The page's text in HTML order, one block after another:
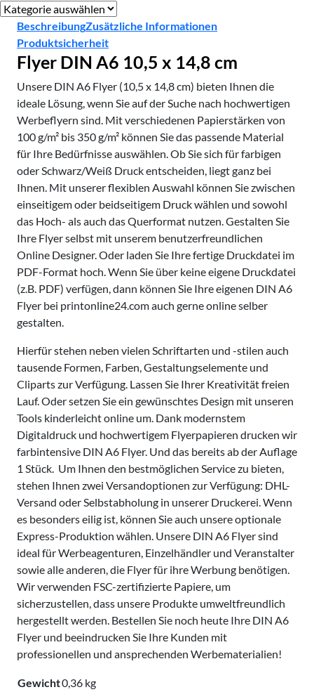
Kategorien
BeschreibungZusätzliche Informationen
Produktsicherheit
Flyer DIN A6 10,5 x 14,8 cm
Unsere DIN A6 Flyer (10,5 x 14,8 cm) bieten Ihnen die
ideale Lösung, wenn Sie auf der Suche nach hochwertigen
Werbeflyern sind. Mit verschiedenen Papierstärken von
100 g/m² bis 350 g/m² können Sie das passende Material
für Ihre Bedürfnisse auswählen. Ob Sie sich für farbigen
oder Schwarz/Weiß Druck entscheiden, liegt ganz bei
Ihnen. Mit unserer flexiblen Auswahl können Sie zwischen
einseitigem oder beidseitigem Druck wählen und sowohl
das Hoch- als auch das Querformat nutzen. Gestalten Sie
Ihre Flyer selbst mit unserem benutzerfreundlichen
Online Designer. Oder laden Sie Ihre fertige Druckdatei im
PDF-Format hoch. Wenn Sie über keine eigene Druckdatei
(z.B. PDF) verfügen, dann können Sie Ihre eigenen DIN A6
Flyer bei printonline24.com auch gerne online selber
gestalten.
Hierfür stehen neben vielen Schriftarten und -stilen auch
tausende Formen, Farben, Gestaltungselemente und
Cliparts zur Verfügung. Lassen Sie Ihrer Kreativität freien
Lauf. Oder setzen Sie ein gewünschtes Design mit unseren
Tools kinderleicht online um. Dank modernstem
Digitaldruck und hochwertigem Flyerpapieren drucken wir
farbintensive DIN A6 Flyer. Und das bereits ab der Auflage
1 Stück. Um Ihnen den bestmöglichen Service zu bieten,
stehen Ihnen zwei Versandoptionen zur Verfügung: DHL-
Versand oder Selbstabholung in unserer Druckerei. Wenn
es besonders eilig ist, können Sie auch unsere optionale
Express-Produktion wählen. Unsere DIN A6 Flyer sind
ideal für Werbeagenturen, Einzelhändler und Veranstalter
sowie alle anderen, die Flyer für ihre Werbung benötigen.
Wir verwenden FSC-zertifizierte Papiere, um
sicherzustellen, dass unsere Produkte umweltfreundlich
hergestellt werden. Bestellen Sie noch heute Ihre DIN A6
Flyer und beeindrucken Sie Ihre Kunden mit
professionellen und ansprechenden Werbematerialien!
Gewicht0,36 kg